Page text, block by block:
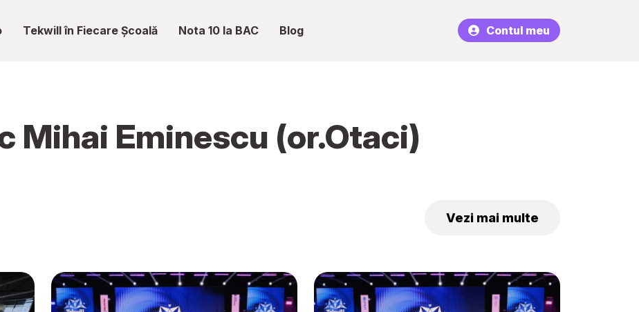
Tekwill în Fiecare Școală Nota 10 la BAC Blog Contul meu
Mihai Eminescu (or.Otaci)
Vezi mai multe